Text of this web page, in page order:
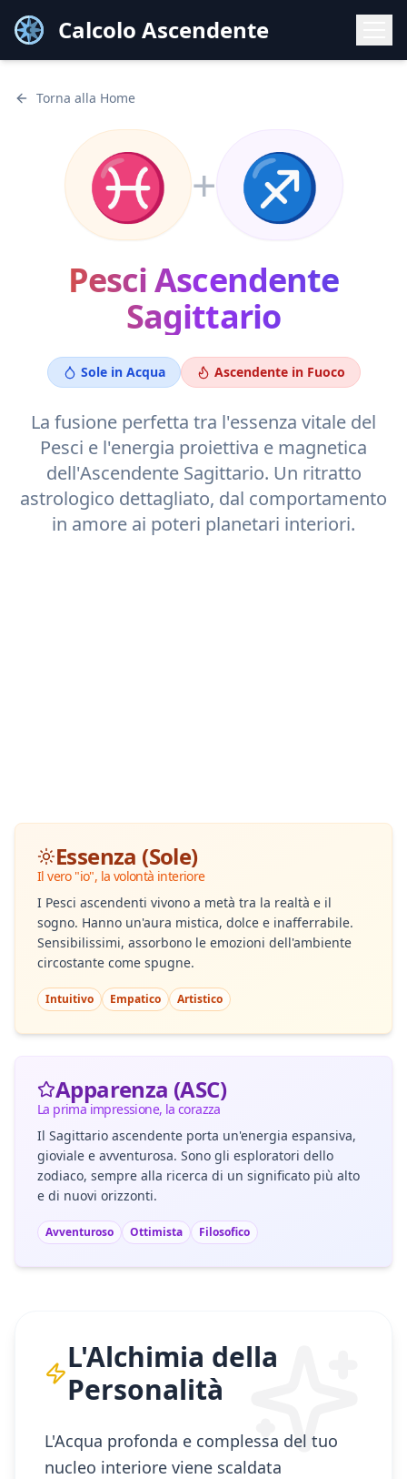
Calcolo Ascendente
Torna alla Home
♓ + ♐
PesciAscendente
Sagittario
Sole in Acqua Ascendente in Fuoco
La fusione perfetta tra l'essenza vitale del
Pesci e l'energia proiettiva e magnetica
dell'Ascendente Sagittario. Un ritratto
astrologico dettagliato, dal comportamento
in amore ai poteri planetari interiori.
Essenza (Sole)
Il vero "io", la volontà interiore
I Pesci ascendenti vivono a metà tra la realtà e il
sogno. Hanno un'aura mistica, dolce e inafferrabile.
Sensibilissimi, assorbono le emozioni dell'ambiente
circostante come spugne.
Intuitivo Empatico Artistico
Apparenza (ASC)
La prima impressione, la corazza
Il Sagittario ascendente porta un'energia espansiva,
gioviale e avventurosa. Sono gli esploratori dello
zodiaco, sempre alla ricerca di un significato più alto
e di nuovi orizzonti.
Avventuroso Ottimista Filosofico
L'Alchimia della
Personalità
L'Acqua profonda e complessa del tuo
nucleo interiore viene scaldata